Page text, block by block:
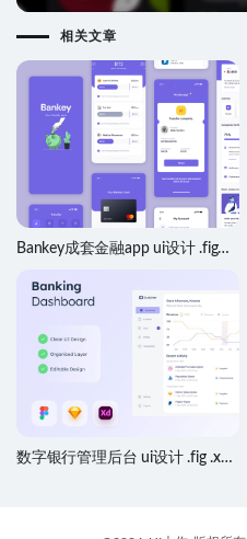
相关文章
Bankey成套金融app ui设计 .fig素
数字银行管理后台 ui设计 .fig .xd